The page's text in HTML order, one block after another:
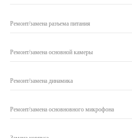
Ремонт/замена разъема питания
Ремонт/замена основной камеры
Ремонт/замена динамика
Ремонт/замена основновного микрофона